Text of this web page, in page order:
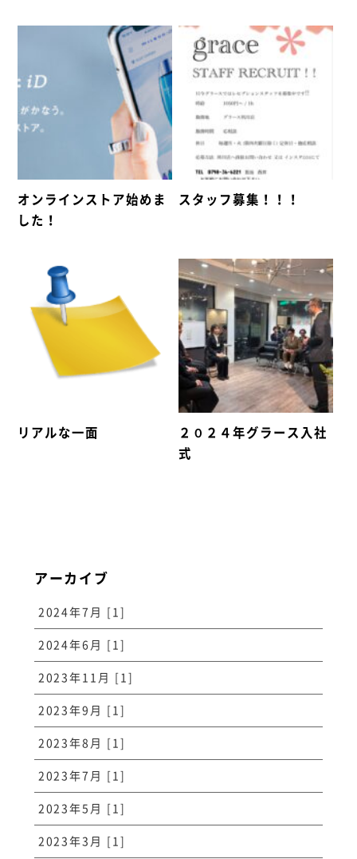
オンラインストア始めま
した！
スタッフ募集！！！
リアルな一面
２０２４年グラース入社
式
アーカイブ
2024年7月 [1]
2024年6月 [1]
2023年11月 [1]
2023年9月 [1]
2023年8月 [1]
2023年7月 [1]
2023年5月 [1]
2023年3月 [1]